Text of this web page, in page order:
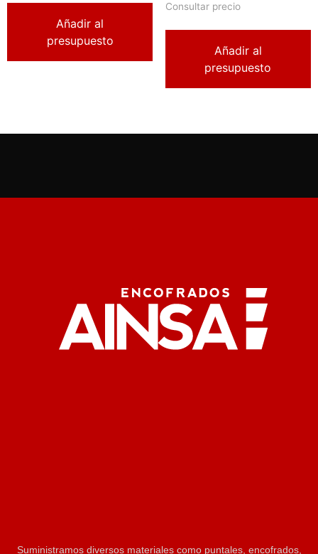
Añadir al
presupuesto
Consultar precio
Añadir al
presupuesto
Suministramos diversos materiales como puntales, encofrados,